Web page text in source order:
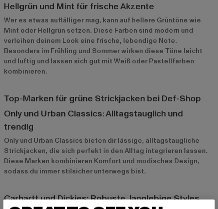
Hellgrün und Mint für frische Akzente
Wer es etwas auffälliger mag, kann auf hellere Grüntöne wie
Mint oder Hellgrün setzen. Diese Farben sind modern und
verleihen deinem Look eine frische, lebendige Note.
Besonders im Frühling und Sommer wirken diese Töne leicht
und luftig und lassen sich gut mit Weiß oder Pastellfarben
kombinieren.
Top-Marken für grüne Strickjacken bei Def-Shop
Only und Urban Classics: Alltagstauglich und
trendig
Only und Urban Classics bieten dir lässige, alltagstaugliche
Strickjacken, die sich perfekt in den Alltag integrieren lassen.
Diese Marken kombinieren Komfort und modisches Design,
sodass du immer stilsicher unterwegs bist.
Carhartt und Dickies: Robuste, langlebige Styles